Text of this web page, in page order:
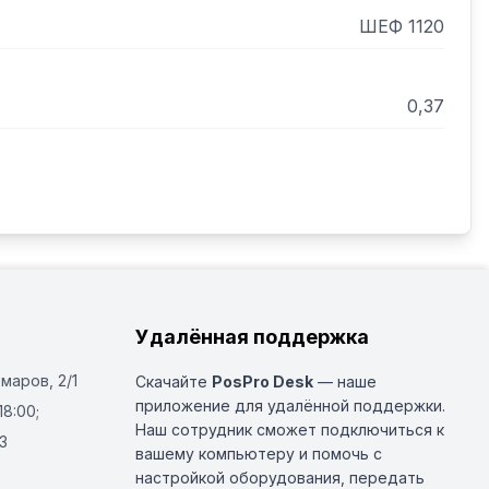
ШЕФ 1120
0,37
2/1
Удалённая поддержка
Скачайте PosPro Desk — наше
приложение для удалённой поддержки.
Наш сотрудник сможет подключиться к
вашему компьютеру и помочь с
настройкой оборудования, передать